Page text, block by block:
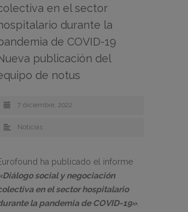
en el sector
durante la
de COVID-19
publicación del
de notus
7 diciembre, 2022
Noticias
ha publicado el informe
social y negociación
en el sector hospitalario
la pandemia de COVID-19».